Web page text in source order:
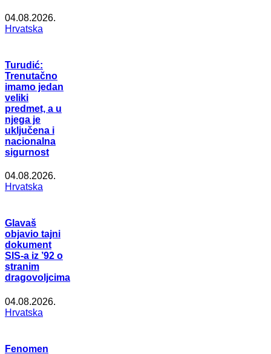
04.08.2026.
Hrvatska
Turudić:
Trenutačno
imamo jedan
veliki
predmet, a u
njega je
uključena i
nacionalna
sigurnost
04.08.2026.
Hrvatska
Glavaš
objavio tajni
dokument
SIS-a iz ’92 o
stranim
dragovoljcima
04.08.2026.
Hrvatska
Fenomen